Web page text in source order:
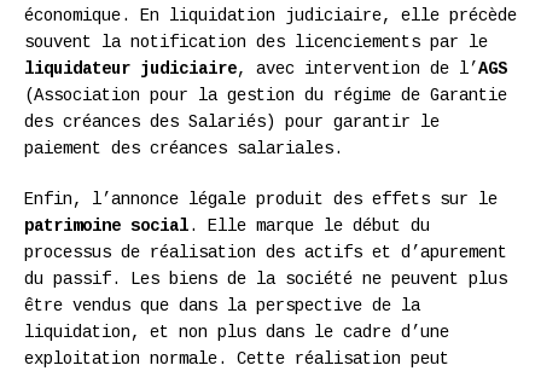
économique. En liquidation judiciaire, elle précède
souvent la notification des licenciements par le
liquidateur judiciaire, avec intervention de l’AGS
(Association pour la gestion du régime de Garantie
des créances des Salariés) pour garantir le
paiement des créances salariales.
Enfin, l’annonce légale produit des effets sur le
patrimoine social. Elle marque le début du
processus de réalisation des actifs et d’apurement
du passif. Les biens de la société ne peuvent plus
être vendus que dans la perspective de la
liquidation, et non plus dans le cadre d’une
exploitation normale. Cette réalisation peut